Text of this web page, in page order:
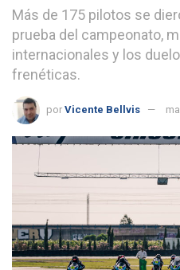
Más de 175 pilotos se
prueba del campeonato,
internacionales y los
frenéticas.
por Vicente Bellvis